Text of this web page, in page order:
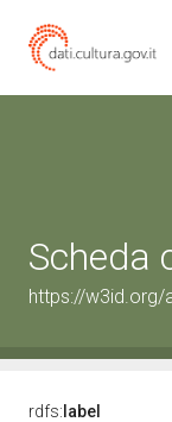
Scheda
https://
rdfs: label